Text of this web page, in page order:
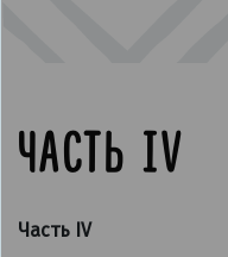
ЧАСТЬ IV
Часть IV